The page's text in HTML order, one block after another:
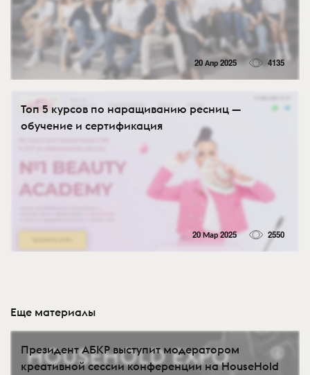
20 Апр 2025 4135
Топ 5 курсов по наращиванию ресниц —
обучение и сертификация
20 Мар 2025 2550
Еще материалы
Президент АБКР выступит модератором
креативной сессии конференции на HouseHold